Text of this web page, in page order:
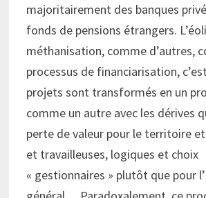
majoritairement des banques
fonds de pensions étrangers.
méthanisation, comme d’autres,
processus de financiarisation,
projets sont transformés en un
comme un autre avec les dérives
perte de valeur pour le territoire
et travailleuses, logiques et choix
« gestionnaires » plutôt que pour